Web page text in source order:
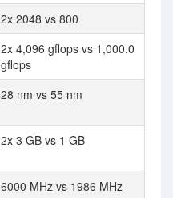
2x 2048 vs 800
2x 4,096 gflops vs 1,000.0
gflops
28 nm vs 55 nm
2x 3 GB vs 1 GB
6000 MHz vs 1986 MHz